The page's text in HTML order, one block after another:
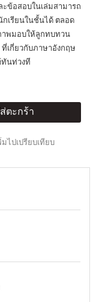
ข้อสอบในเล่มสามารถ
กเรียนในชั้นได้ ตลอด
พมอบให้ลูกทบทวน
เกี่ยวกับภาษาอังกฤษ
ทันท่วงที
ตะกร้า
มไปเปรียบเทียบ